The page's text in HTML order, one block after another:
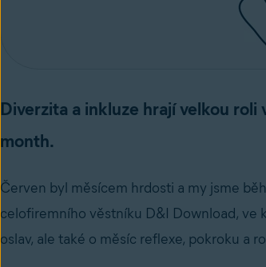
Diverzita a inkluze hrají velkou
month.
Červen byl měsícem hrdosti a my jsme
celofiremního věstníku D&I Download, ve
oslav, ale také o měsíc reflexe, pokroku a